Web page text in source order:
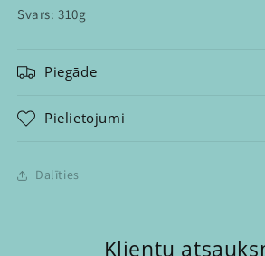
Svars: 310g
Piegāde
Pielietojumi
Dalīties
Klientu